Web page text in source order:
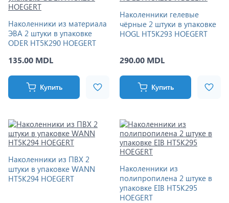
Наколенники из материала
ЭВА 2 штуки в упаковке
ODER HT5K290 HOEGERT
135.00 MDL
Купить
Наколенники гелевые
чёрные 2 штуки в упаковке
HOGL HT5K293 HOEGERT
290.00 MDL
Купить
Наколенники из ПВХ 2
штуки в упаковке WANN
HT5K294 HOEGERT
Наколенники из
полипропилена 2 штуке в
упаковке EIB HT5K295
HOEGERT